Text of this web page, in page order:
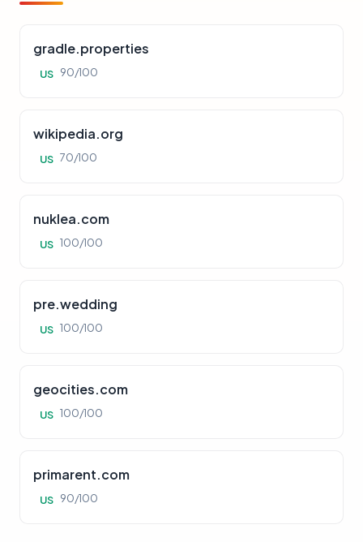
gradle.properties
US 90/100
wikipedia.org
US 70/100
nuklea.com
US 100/100
pre.wedding
US 100/100
geocities.com
US 100/100
primarent.com
US 90/100